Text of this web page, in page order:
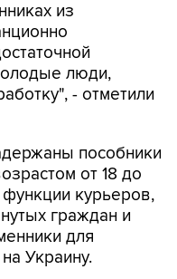
из
люди,
- отметили
пособники
от 18 до
курьеров,
граждан и
для
Украину.